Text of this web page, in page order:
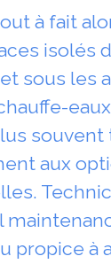
à fait
isolés
sous les
souvent
aux
propice à